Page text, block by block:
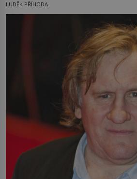
LUDĚK PŘÍHODA